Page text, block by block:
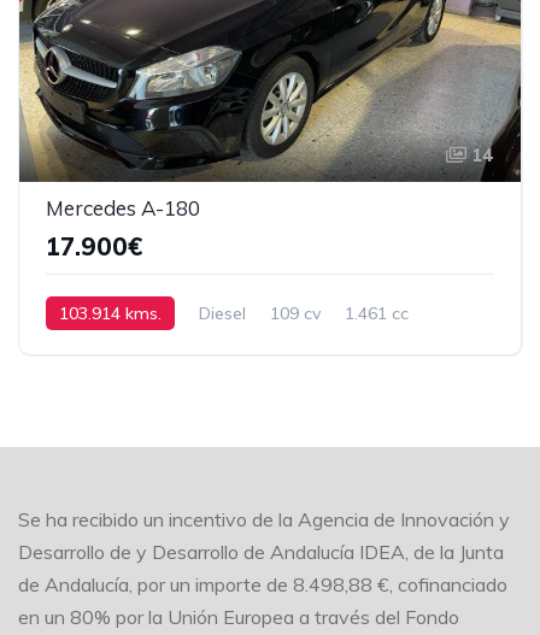
14
Mercedes A-180
17.900€
103.914 kms. Diesel 109 cv
1.461 cc
Se ha recibido un incentivo de la Agencia de Innovación y
Desarrollo de y Desarrollo de Andalucía IDEA, de la Junta
de Andalucía, por un importe de 8.498,88 €, cofinanciado
en un 80% por la Unión Europea a través del Fondo